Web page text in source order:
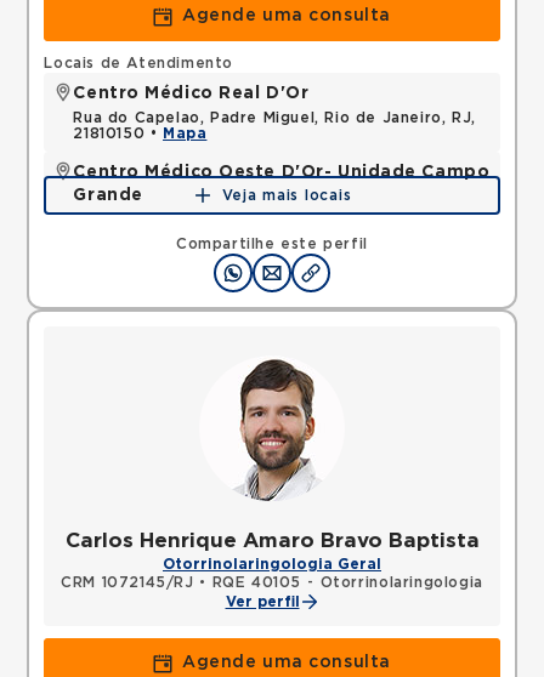
Agende uma consulta
Compartilhe este perfil
Locais de Atendimento
Centro Médico Real D'Or
Rua do Capelao, Padre Miguel, Rio de Janeiro, RJ,
21810150 •
Mapa
Centro Médico Oeste D'Or- Unidade Campo
Grande
Rua Olinda Ellis, Campo Grande, Rio de Janeiro, RJ,
Mapa
Veja mais locais
Carlos Henrique Amaro Bravo Baptista
Otorrinolaringologia Geral
CRM 1072145/RJ •
RQE 40105 - Otorrinolaringologia
Ver perfil
Agende uma consulta